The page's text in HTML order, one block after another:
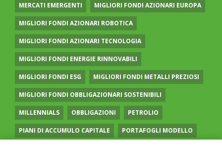
MERCATI EMERGENTI MIGLIORI FONDI AZIONARI EUROPA
MIGLIORI FONDI AZIONARI ROBOTICA
MIGLIORI FONDI AZIONARI TECNOLOGIA
MIGLIORI FONDI ENERGIE RINNOVABILI
MIGLIORI FONDI ESG MIGLIORI FONDI METALLI PREZIOSI
MIGLIORI FONDI OBBLIGAZIONARI SOSTENIBILI
MILLENNIALS OBBLIGAZIONI PETROLIO
PIANI DI ACCUMULO CAPITALE PORTAFOGLI MODELLO